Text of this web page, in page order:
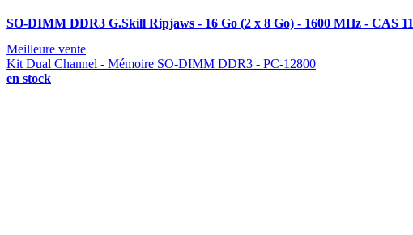
SO-DIMM DDR3 G.Skill Ripjaws - 16 Go (2 x 8 Go) - 1600 MHz - CAS 11
Meilleure vente
Kit Dual Channel - Mémoire SO-DIMM DDR3 - PC-12800
en stock